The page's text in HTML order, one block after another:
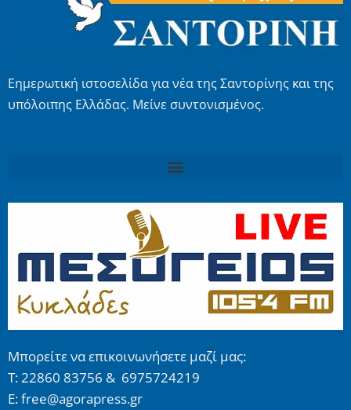
Εημερωτική ιστοσελίδα για νέα της Σαντορίνης και της
υπόλοιπης Ελλάδας. Μείνε συντονισμένος.
Μπορείτε να επικοινωνήσετε μαζί μας:
Τ: 22860 83756 & 6975724219
E: free@agorapress.gr